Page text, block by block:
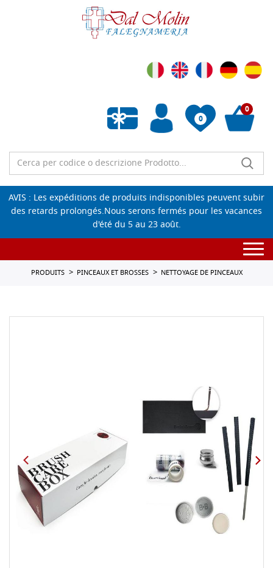
0
Liste de souhaits vide
0
AVIS : Les expéditions de produits indisponibles peuvent subir
des retards prolongés.Nous serons fermés pour les vacances
d'été du 5 au 23 août.
PRODUITS PINCEAUX ET BROSSES NETTOYAGE DE PINCEAUX